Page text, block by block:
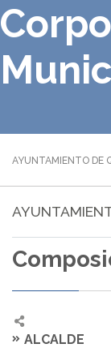
AYUNTAMIENTO DE
ALCALDE